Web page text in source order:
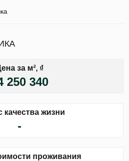
за м², ₫
250 340
качества жизни
-
проживания